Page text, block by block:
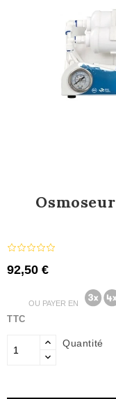
92,50 €
TTC
OU PAYER EN
Quantité